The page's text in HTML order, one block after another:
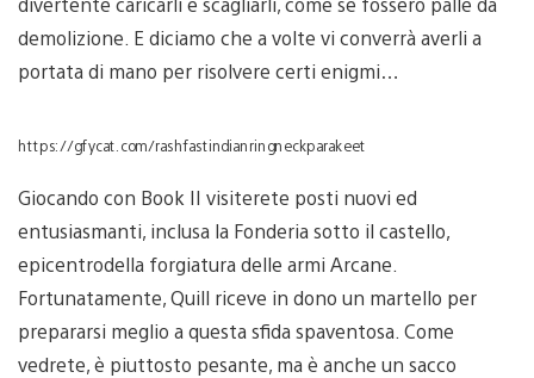
demolizione. E diciamo che a volte vi converrà averli a
portata di mano per risolvere certi enigmi…
https://gfycat.com/rashfastindianringneckparakeet
Giocando con Book II visiterete posti nuovi ed
entusiasmanti, inclusa la Fonderia sotto il castello,
epicentrodella forgiatura delle armi Arcane.
Fortunatamente, Quill riceve in dono un martello per
prepararsi meglio a questa sfida spaventosa. Come
vedrete, è piuttosto pesante, ma è anche un sacco